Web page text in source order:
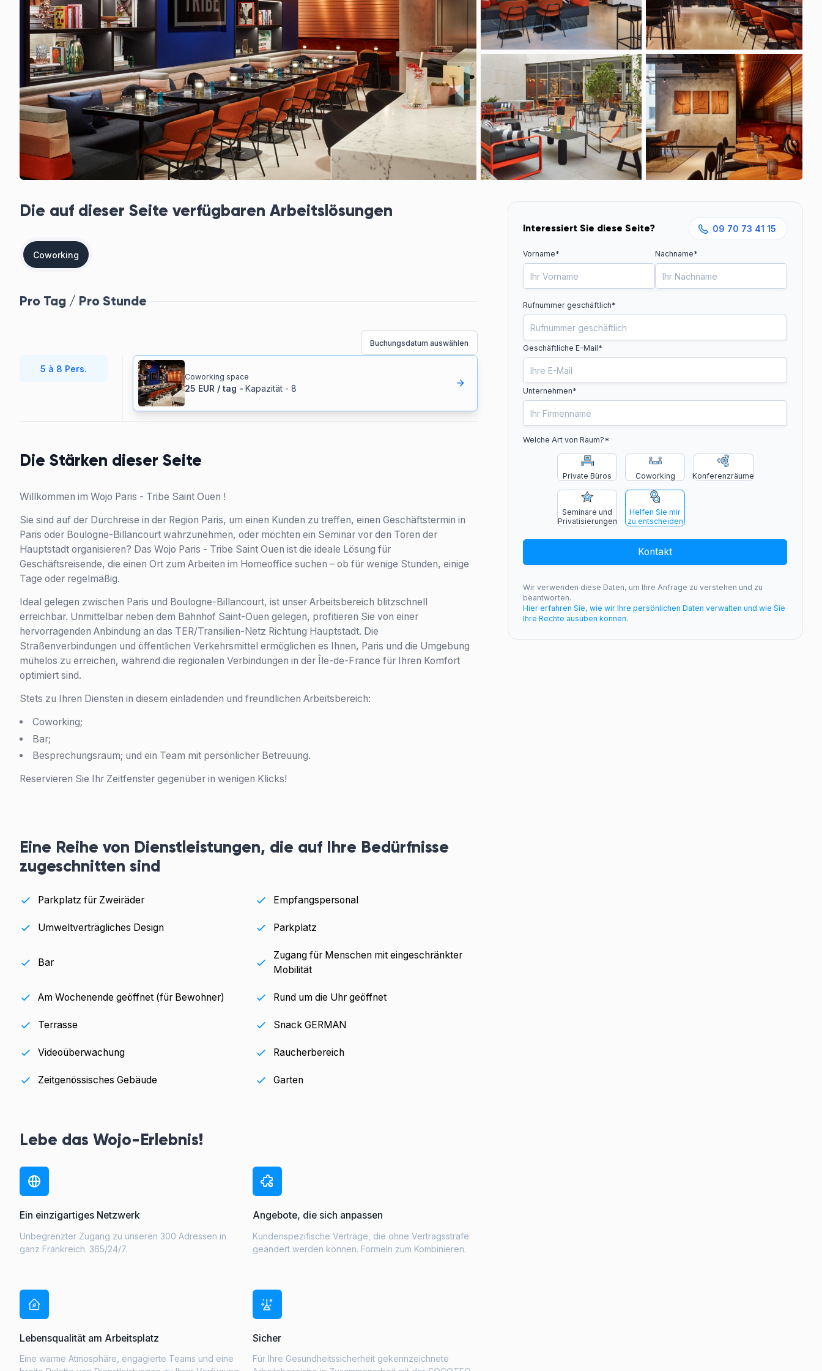
Die auf dieser Seite verfügbaren Arbeitslösungen
Coworking
Pro Tag / Pro Stunde
Buchungsdatum auswählen
5 à 8 Pers.
Coworking space
25 EUR / tag - Kapazität - 8
Die Stärken dieser Seite
Willkommen im Wojo Paris - Tribe Saint Ouen !
Sie sind auf der Durchreise in der Region Paris, um einen Kunden zu treffen, einen Geschäftstermin in
Paris oder Boulogne-Billancourt wahrzunehmen, oder möchten ein Seminar vor den Toren der
Hauptstadt organisieren? Das Wojo Paris - Tribe Saint Ouen ist die ideale Lösung für
Geschäftsreisende, die einen Ort zum Arbeiten im Homeoffice suchen – ob für wenige Stunden, einige
Tage oder regelmäßig.
Ideal gelegen zwischen Paris und Boulogne-Billancourt, ist unser Arbeitsbereich blitzschnell
erreichbar. Unmittelbar neben dem Bahnhof Saint-Ouen gelegen, profitieren Sie von einer
hervorragenden Anbindung an das TER/Transilien-Netz Richtung Hauptstadt. Die
Straßenverbindungen und öffentlichen Verkehrsmittel ermöglichen es Ihnen, Paris und die Umgebung
mühelos zu erreichen, während die regionalen Verbindungen in der Île-de-France für Ihren Komfort
optimiert sind.
Stets zu Ihren Diensten in diesem einladenden und freundlichen Arbeitsbereich:
Coworking;
Bar;
Besprechungsraum; und ein Team mit persönlicher Betreuung.
Reservieren Sie Ihr Zeitfenster gegenüber in wenigen Klicks!
Eine Reihe von Dienstleistungen, die auf Ihre Bedürfnisse
zugeschnitten sind
Parkplatz für Zweiräder Empfangspersonal
Umweltverträgliches Design Parkplatz
Bar
Zugang für Menschen mit eingeschränkter
Mobilität
Am Wochenende geöffnet (für Bewohner) Rund um die Uhr geöffnet
Terrasse Snack GERMAN
Videoüberwachung Raucherbereich
Zeitgenössisches Gebäude Garten
Lebe das Wojo-Erlebnis!
Ein einzigartiges Netzwerk
Unbegrenzter Zugang zu unseren 300 Adressen in
ganz Frankreich. 365/24/7.
Angebote, die sich anpassen
Kundenspezifische Verträge, die ohne Vertragsstrafe
geändert werden können. Formeln zum Kombinieren.
Lebensqualität am Arbeitsplatz
Eine warme Atmosphäre, engagierte Teams und eine
Sicher
Für Ihre Gesundheitssicherheit gekennzeichnete
Interessiert Sie diese Seite? 09 70 73 41 15
Vorname* Nachname*
Rufnummer geschäftlich*
Geschäftliche E-Mail*
Unternehmen*
Welche Art von Raum?*
Private Büros Coworking Konferenzräume
Seminare und
Privatisierungen
Helfen Sie mir
zu entscheiden
Kontakt
Wir verwenden diese Daten, um Ihre Anfrage zu verstehen und zu
beantworten.
Hier erfahren Sie, wie wir Ihre persönlichen Daten verwalten und wie Sie
Ihre Rechte ausüben können.